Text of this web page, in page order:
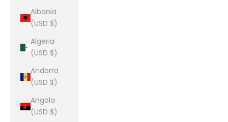
Albania
(USD $)
Algeria
(USD $)
Andorra
(USD $)
Angola
(USD $)